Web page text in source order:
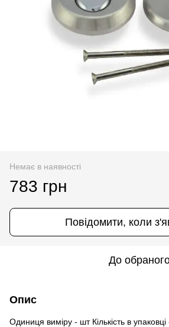
Немає в наявності
783 грн
Повідомити, коли
До
Опис
Одиниця виміру - шт Кількість в